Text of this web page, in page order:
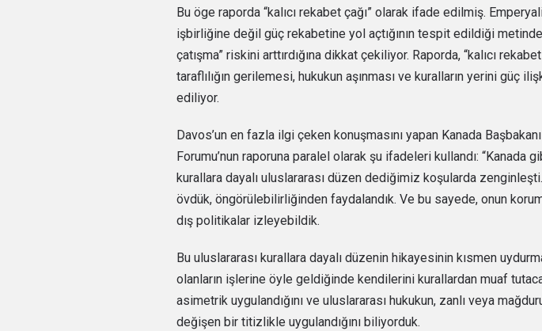
Bu öge raporda “kalıcı rekabet çağı” olarak ifade edilmiş.
işbirliğine değil güç rekabetine yol açtığının tespit edildiği
çatışma” riskini arttırdığına dikkat çekiliyor. Raporda, “kalıcı
taraflılığın gerilemesi, hukukun aşınması ve kuralların yerini güç
ediliyor.
Davos’un en fazla ilgi çeken konuşmasını yapan Kanada
Forumu’nun raporuna paralel olarak şu ifadeleri kullandı: “Kanada
kurallara dayalı uluslararası düzen dediğimiz koşularda
övdük, öngörülebilirliğinden faydalandık. Ve bu sayede, onun
dış politikalar izleyebildik.
Bu uluslararası kurallara dayalı düzenin hikayesinin kısmen
olanların işlerine öyle geldiğinde kendilerini kurallardan muaf
asimetrik uygulandığını ve uluslararası hukukun, zanlı veya
değişen bir titizlikle uygulandığını biliyorduk.